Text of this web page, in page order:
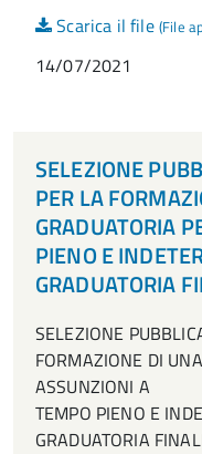
Scarica il file (File
14/07/2021
SELEZIONE
PER LA
GRADUATORIA
PIENO E
GRADUATORIA
SELEZIONE
FORMAZIONE DI
ASSUNZIONI A
TEMPO PIENO E
GRADUATORIA